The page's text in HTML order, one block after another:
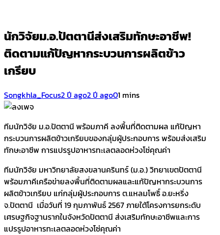
นักวิจัยม.อ.ปัตตานี​ส่งเสริมทักษะอาชีพ!
ติดตามแก้ปัญหา​กระบวนการผลิตข้าว
เกรียบ
Songkhla_Focus2 ปี ago2 ปี ago01 mins
ทีมนักวิจัย ม.อ.ปัตตานี พร้อมภาคี ลงพื้นที่ติดตามผล แก้ปัญหา
กระบวนการผลิตข้าวเกรียบของกลุ่มผู้ประกอบการ พร้อมส่งเสริม
ทักษะอาชีพ การแปรรูปอาหารทะเลตลอดห่วงโซ่คุณค่า
ทีมนักวิจัย มหาวิทยาลัยสงขลานครินทร์ (ม.อ.)​ วิทยาเขตปัตตานี
พร้อมภาคีเครือข่ายลงพื้นที่ติดตามผลและแก้ปัญหากระบวนการ
ผลิตข้าวเกรียบ แก่กลุ่มผู้ประกอบการ ต.แหลมโพธิ์ อ.ยะหริ่ง
จ.ปัตตานี เมื่อวันที่ 19 กุมภาพันธ์ 2567 ภายใต้โครงการยกระดับ
เศรษฐกิจฐานรากในจังหวัดปัตตานี ส่งเสริมทักษะอาชีพและการ
แปรรูปอาหารทะเลตลอดห่วงโซ่คุณค่า